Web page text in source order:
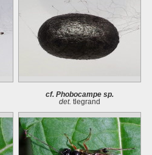
cf. Phobocampe sp.
det. tlegrand